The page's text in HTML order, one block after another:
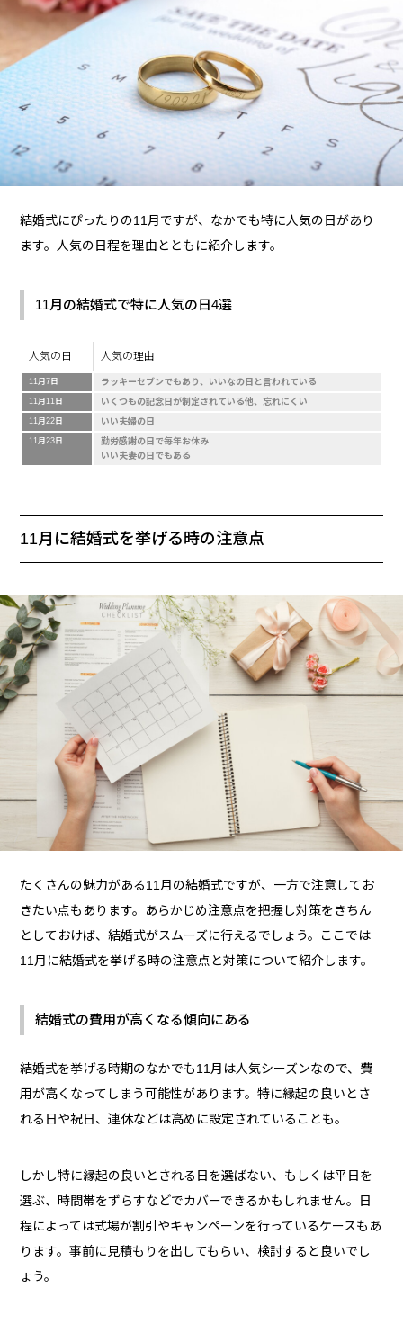
結婚式にぴったりの11月ですが、なかでも特に人気の日があり
ます。人気の日程を理由とともに紹介します。
11月の結婚式で特に人気の日4選
人気の日 人気の理由
11月7日 ラッキーセブンでもあり、いいなの日と言われている
11月11日 いくつもの記念日が制定されている他、忘れにくい
11月22日 いい夫婦の日
11月23日
勤労感謝の日で毎年お休み
いい夫妻の日でもある
11月に結婚式を挙げる時の注意点
たくさんの魅力がある11月の結婚式ですが、一方で注意してお
きたい点もあります。あらかじめ注意点を把握し対策をきちん
としておけば、結婚式がスムーズに行えるでしょう。ここでは
11月に結婚式を挙げる時の注意点と対策について紹介します。
結婚式の費用が高くなる傾向にある
結婚式を挙げる時期のなかでも11月は人気シーズンなので、費
用が高くなってしまう可能性があります。特に縁起の良いとさ
れる日や祝日、連休などは高めに設定されていることも。
しかし特に縁起の良いとされる日を選ばない、もしくは平日を
選ぶ、時間帯をずらすなどでカバーできるかもしれません。日
程によっては式場が割引やキャンペーンを行っているケースもあ
ります。事前に見積もりを出してもらい、検討すると良いでし
ょう。